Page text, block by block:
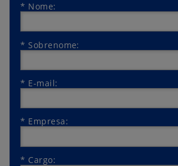
* Nome:
* Sobrenome:
* E-mail:
* Empresa:
* Cargo: